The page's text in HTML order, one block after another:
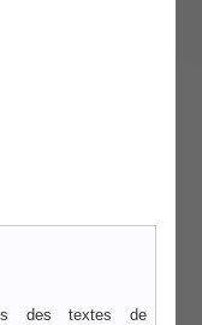
des textes de